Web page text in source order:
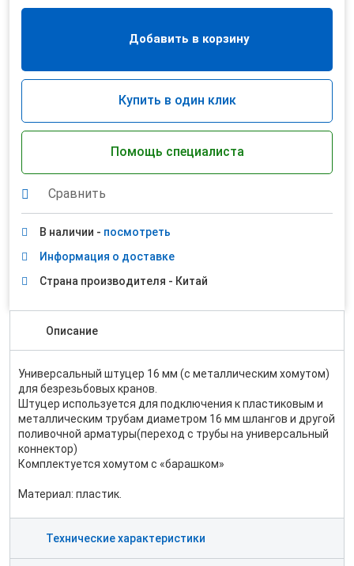
Добавить в корзину
Купить в один клик
Помощь специалиста
Сравнить
В наличии - посмотреть
Информация о доставке
Страна производителя - Китай
Описание
Универсальный штуцер 16 мм (с металлическим хомутом)
для безрезьбовых кранов.
Штуцер используется для подключения к пластиковым и
металлическим трубам диаметром 16 мм шлангов и другой
поливочной арматуры(переход с трубы на универсальный
коннектор)
Комплектуется хомутом с «барашком»
Материал: пластик.
Технические характеристики